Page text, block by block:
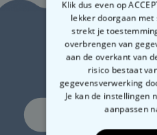
tekst € 29,99
Bekijk onze andere
Klik dus even op
lekker doorgaan met
strekt je
overbrengen van
aan de overkant van
risico bestaat
gegevensverwerking
Je kan de instellingen
aanpassen
Zin
10%
Ja,